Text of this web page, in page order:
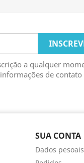
a qualquer
de contato
SUA CONTA
Dados pesoais